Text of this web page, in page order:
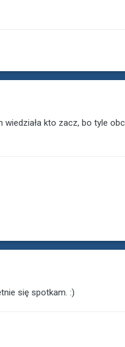
kto zacz, bo tyle
się spotkam. :)